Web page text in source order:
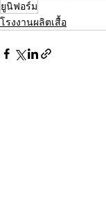
ยูนิฟอร์ม
โรงงานผลิตเสื้อ